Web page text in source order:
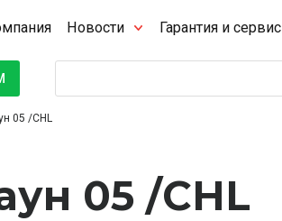
Новости Гарантия и сервис
05 /CHL
05 /CHL